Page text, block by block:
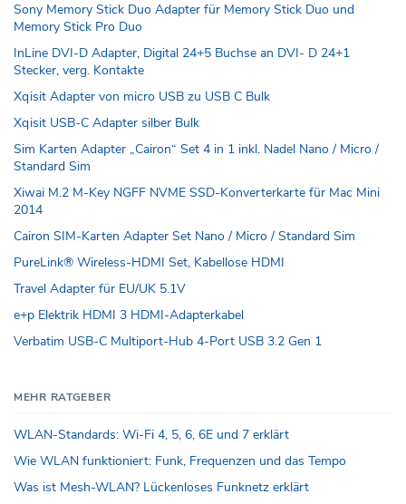
Sony Memory Stick Duo Adapter für Memory Stick Duo und
Memory Stick Pro Duo
InLine DVI-D Adapter, Digital 24+5 Buchse an DVI- D 24+1
Stecker, verg. Kontakte
Xqisit Adapter von micro USB zu USB C Bulk
Xqisit USB-C Adapter silber Bulk
Sim Karten Adapter „Cairon“ Set 4 in 1 inkl. Nadel Nano / Micro /
Standard Sim
Xiwai M.2 M-Key NGFF NVME SSD-Konverterkarte für Mac Mini
2014
Cairon SIM-Karten Adapter Set Nano / Micro / Standard Sim
PureLink® Wireless-HDMI Set, Kabellose HDMI
Travel Adapter für EU/UK 5.1V
e+p Elektrik HDMI 3 HDMI-Adapterkabel
Verbatim USB-C Multiport-Hub 4-Port USB 3.2 Gen 1
MEHR RATGEBER
WLAN-Standards: Wi-Fi 4, 5, 6, 6E und 7 erklärt
Wie WLAN funktioniert: Funk, Frequenzen und das Tempo
Was ist Mesh-WLAN? Lückenloses Funknetz erklärt